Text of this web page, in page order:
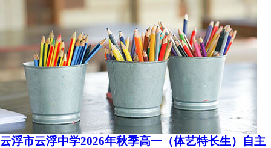
云浮市云浮中学2026年秋季高一（体艺特长生）自主